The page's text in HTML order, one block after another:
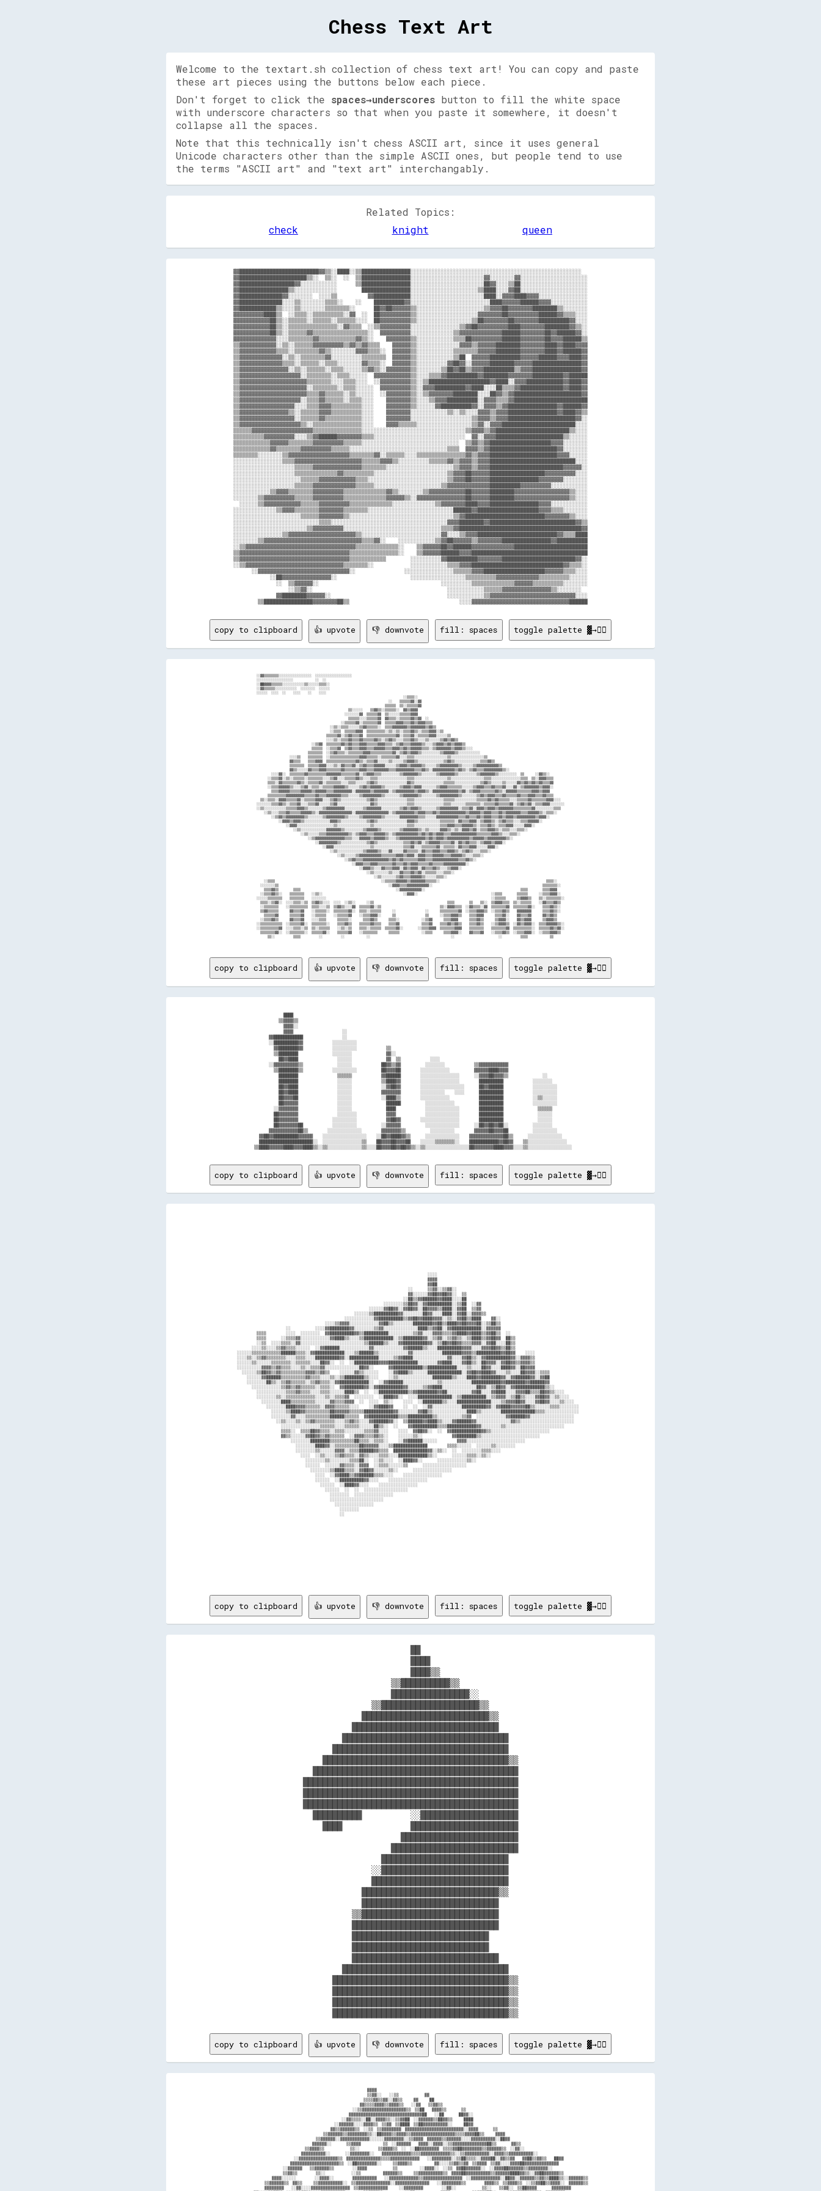
Chess Text Art
Welcome to the textart.sh collection of chess text art! You can copy and paste
these art pieces using the buttons below each piece.
Don't forget to click the spaces→underscores button to fill the white space
with underscore characters so that when you paste it somewhere, it doesn't
collapse all the spaces.
Note that this technically isn't chess ASCII art, since it uses general
Unicode characters other than the simple ASCII ones, but people tend to use
the terms "ASCII art" and "text art" interchangably.
Related Topics:
check
knight queen
▓▓██████████████████████████▓▓▒▒░░████░░▒▒████████████████░░░░░░░░░░░░░░░░░░░░░░░░░░░░░░░░░░░░░░░░░░░░░░░░░░░░░░░░
▓▓██████████████████████▒▒░░  ▒▒░░  ░░  ▒▒████████████████░░░░░░░░░░░░░░░░░░░░░░░░▓▓░░░░░░░░▓▓░░░░░░░░░░░░░░░░░░░░░░
▓▓██████████████████▓▓░░░░░░░░░░░░      ▒▒████████████████░░░░░░░░░░░░░░░░░░░░░░░░██▓▓░░░░▒▒██░░░░░░░░░░░░░░░░░░░░░░
▓▓████████████████▒▒░░░░░░░░░░░░░░        ████████████████░░░░░░░░░░░░░░░░░░░░░░▒▒████░░░░▓▓██░░░░░░░░░░░░░░░░░░░░░░
▓▓██████████████▓▓░░░░░░░░  ░░░░▒▒          ▓▓████████████░░░░░░░░░░░░░░░░░░░░░░░░████░░▓▓▓▓████▓▓▓▓░░░░░░░░░░░░░░░░
▓▓██████████████░░░░▒▒░░░░░░░░▒▒▒▒░░    ░░    ██████████▓▓░░░░░░░░░░░░░░░░░░░░░░░░░░████▓▓▓▓▓▓██████▓▓▓▓░░░░░░░░░░░░
▓▓████████████▒▒░░░░▒▒░░░░░░░░▒▒▒▒▒▒▒▒░░      ██▓▓██▓▓▓▓▓▓▒▒░░░░░░░░░░░░░░░░░░░░░░▒▒▓▓▓▓██▓▓▓▓▓▓▓▓████████▒▒░░░░░░░░
▓▓▓▓▓▓▓▓▓▓████▒▒  ░░▒▒▒▒░░▒▒▒▒▒▒▒▒▒▒░░▓▓  ░░  ██▓▓▓▓▓▓▓▓▓▓▒▒░░░░░░░░░░░░░░░░░░░░▓▓▓▓▓▓▓▓██▓▓▓▓▓▓▓▓▓▓██████▓▓▒▒▒▒░░░░
▓▓▓▓▓▓▓▓▓▓▓▓██▒▒░░▒▒▒▒▒▒░░▒▒▒▒▒▒░░▒▒▒▒▒▒░░░░  ██▓▓▓▓▓▓▓▓▓▓▒▒░░░░░░░░░░░░░░░░░░▒▒██▓▓▓▓▓▓▓▓██▓▓▓▓▓▓▓▓██████████▓▓░░░░
▓▓▓▓▓▓▓▓▓▓▓▓██▒▒░░▒▒▒▒▒▒▒▒▒▒▒▒▒▒▒▒░░▓▓▒▒▒▒  ░░▒▒▓▓▓▓▓▓▓▓▓▓░░░░░░░░░░░░░░░░▒▒▓▓██▓▓▓▓▓▓▓▓▓▓████▓▓▓▓▓▓▓▓████████▓▓▒▒░░
▓▓▓▓▓▓▓▓▓▓▓▓██▒▒░░▒▒▒▒▒▒▓▓▒▒▒▒▒▒▒▒▒▒▒▒▒▒▒▒▒▒░░  ▓▓▓▓▓▓▓▓▓▓░░░░░░░░░░░░░░▒▒▓▓▓▓▓▓▓▓▓▓▓▓▓▓██████▓▓▓▓▓▓▓▓██▓▓██████▓▓░░
▓▓▓▓▓▓▓▓▓▓▓▓▓▓░░░░▒▒▒▒▒▒▒▒▓▓▒▒▒▒▒▒▒▒▒▒▒▒▓▓▒▒░░    ▓▓▓▓▓▓▓▓▒▒░░░░░░░░░░░░▒▒▒▒██▓▓▓▓▓▓▓▓▓▓██████▓▓▓▓▓▓▓▓██▓▓▓▓██████▒▒
▒▒▓▓▓▓▓▓▓▓▓▓▓▓░░▒▒░░▒▒▒▒▒▒▓▓▓▓▓▓▓▓▓▓▒▒▓▓▒▒▓▓▒▒▒▒    ▓▓▓▓▓▓▒▒░░░░░░░░░░░░░░▓▓▓▓▒▒▓▓▓▓▓▓████████▓▓▓▓▓▓▓▓████▓▓████▓▓▓▓
▒▒▓▓▓▓▓▓▓▓▓▓▓▓▒▒▒▒░░▒▒▒▒▒▒▒▒▓▓▒▒░░░░░░░░▓▓▓▓▒▒▒▒░░  ▓▓▓▓▓▓▒▒░░░░░░░░░░░░▒▒▒▒▒▒▒▒▓▓▓▓▓▓████████▓▓▓▓▓▓▓▓████▓▓██████▓▓
▒▒▓▓▓▓▓▓▓▓▓▓▓▓▓▓░░▒▒░░▒▒▒▒▒▒▒▒▓▓░░░░░░░░░░▒▒▒▒▒▒▒▒  ▓▓▓▓▓▓▒▒░░░░░░░░░░░░▒▒██  ▓▓▓▓▓▓██████████▓▓▓▓▓▓██████▓▓▓▓████▓▓
▒▒▓▓▓▓▓▓▓▓▓▓▓▓▓▓▒▒▒▒░░▒▒▒▒▒▒░░▒▒▒▒░░░░░░░░▓▓▒▒▒▒░░  ▓▓▓▓▓▓▒▒░░░░░░░░░░▓▓██▓▓░░▓▓▓▓▓▓████████▓▓▓▓▓▓████████████████▓▓
▒▒▓▓▓▓▓▓▓▓▓▓▓▓▓▓▓▓░░▒▒░░▒▒▒▒▒▒░░▒▒▒▒░░░░░░▒▒▓▓▒▒░░▓▓▓▓▓▓▓▓▒▒░░░░░░░░▒▒██▓▓██▒▒▓▓▓▓██████████▒▒▓▓▓▓████████████████▓▓
▒▒▓▓▓▓▓▓▓▓▓▓▓▓▓▓▓▓▓▓▓▓░░▒▒▒▒▒▒▒▒░░▒▒▒▒░░░░░░  ▓▓▓▓▓▓▓▓▓▓▓▓▒▒░░░░▒▒▒▒▓▓██████████▓▓████████▓▓▓▓▓▓▓▓██████████▓▓██████
▒▒▓▓▓▓▓▓▓▓▓▓▓▓▓▓▓▓▓▓▓▓▓▓▒▒▒▒▒▒▒▒░░░░▒▒▒▒░░░░  ░░▓▓▓▓▓▓▓▓▓▓▒▒░░▒▒████████████████████▓▓████░░▓▓▓▓████████████▓▓████▓▓
▒▒▓▓▓▓▓▓▓▓▓▓▓▓▓▓▓▓▓▓▓▓▓▓░░▒▒▒▒▒▒▒▒░░▒▒▒▒░░░░░░  ▓▓▓▓▓▓▓▓▓▓▒▒░░▓▓▓▓██████████▓▓████░░░░██▒▒▒▒▓▓██████████████▓▓████▓▓
▒▒▓▓▓▓▓▓▓▓▓▓▓▓▓▓▓▓▓▓▓▓▓▓▒▒▒▒▓▓▒▒▒▒▒▒░░▒▒░░░░░░  ░░▓▓▓▓▓▓▓▓▒▒░░▒▒▓▓▓▓▓▓▓▓████████░░░░██▓▓▒▒▓▓██████████████████████▓▓
▒▒▓▓▓▓▓▓▓▓▓▓▓▓▓▓▓▓▓▓▓▓░░▒▒▒▒▓▓▒▒▒▒▒▒░░▒▒▒▒░░░░    ▓▓▓▓▓▓▓▓▒▒░░░░▒▒▓▓▓▓██████████░░▓▓▓▓▒▒▒▒▓▓████████████████████████
▒▒▓▓▓▓▓▓▓▓▓▓▓▓▓▓▓▓▓▓░░░░▒▒▒▒▓▓▓▓▒▒▒▒▒▒▒▒▒▒░░░░    ▓▓▓▓▓▓▓▓▒▒░░░░░░▓▓██████████▓▓░░▓▓▓▓▒▒▓▓████████████████▓▓██████▓▓
▒▒▓▓▓▓▓▓▓▓▓▓▓▓▓▓▓▓▒▒░░▒▒▒▒▒▒▓▓▓▓▒▒▒▒▒▒▒▒▒▒░░░░    ▓▓▓▓▓▓▓▓░░░░░░░░░░░░▒▒░░▒▒░░░░▓▓▓▓▒▒▓▓▓▓████████████████▓▓████▓▓▒▒
▒▒▓▓▓▓▓▓▓▓▓▓▓▓▓▓▓▓▓▓░░▒▒▒▒▒▒▓▓▒▒▒▒▒▒▒▒▒▒▒▒░░░░    ▓▓▓▓▓▓▓▓░░░░░░░░░░░░░░░░░░░░▒▒▓▓▓▓▒▒▓▓▓▓██████████████████████▓▓░░
▒▒▓▓▓▓▓▓▓▓▓▓▓▓▓▓▓▓▓▓▓▓▒▒░░▒▒▒▒▒▒▒▒▒▒▒▒▒▒▒▒░░░░    ▓▓▓▓▒▒▒▒▒▒░░░░░░░░░░░░░░░░░░▒▒▓▓░░▓▓▓▓████████████████████████░░░░
▒▒▒▒▒▒▓▓▓▓▓▓▓▓▓▓▓▓▓▓▓▓▓▓▓▓▒▒▒▒▒▒▒▒▒▒▒▒▒▒▒▒░░░░░░░░░░░░░░░░░░░░░░░░░░░░░░░░░░▒▒▓▓▓▓▒▒▓▓████████████████████████▒▒░░░░
▒▒▒▒▒▒▒▒▒▒▓▓▓▓▓▓▓▓▓▓░░░░▒▒▓▓██████▓▓▓▓▓▓▓▓▒▒▒▒░░░░░░░░░░░░░░░░░░░░░░░░░░░░░░  ▓▓░░▓▓▓▓██████████████████████▒▒░░░░░░
▒▒▒▒▒▒▒▒▒▒▒▒▓▓▓▓▓▓▒▒▒▒▒▒▒▒▓▓▓▓▓▓▓▓▓▓▒▒▒▒▒▒░░░░░░░░░░░░░░░░░░░░░░░░░░░░░░░░  ▒▒▓▓▒▒▓▓████████████████████▓▓▓▓░░░░░░░░
▒▒▒▒▒▒▒▒▒▒▒▒▓▓▒▒▒▒▒▒▒▒▓▓▓▓▓▓▓▓▓▓▒▒▒▒▒▒░░░░░░░░░░░░░░░░░░░░░░░░░░░░░░░░▒▒▒▒  ▓▓▓▓▒▒▓▓██████████████████████▓▓░░░░░░░░
▒▒▒▒▒▒▒▒░░░░░░░░▒▒▓▓▓▓▓▓▓▓▓▓▓▓▓▓▓▓▓▓▓▓▒▒▒▒▒▒▒▒▓▓░░▒▒▒▒▒▒░░░░▒▒▒▒▒▒▒▒▒▒▒▒▒▒▒▒▓▓▒▒▓▓▓▓██████████████████████▓▓▓▓░░░░░░
░░░░░░░░░░░░░░░░▒▒▒▒▓▓▓▓▓▓▓▓▓▓▓▓▓▓▓▓▓▓▓▓▓▓▒▒▒▒▒▒▓▓▓▓▒▒░░░░░░░░░░▒▒▒▒▒▒▓▓▒▒▓▓▓▓▒▒▓▓▓▓████████████████████████████░░░░
░░░░░░░░░░░░░░░░░░░░▒▒▒▒▒▒▓▓▓▓▓▓▓▓▓▓▓▓▓▓▓▓▒▒▒▒▒▒▒▒░░░░░░░░░░░░░░░░░░░░░░▒▒▓▓▓▓▒▒▓▓▓▓████████████████████████▓▓▓▓▓▓░░
░░░░░░░░░░░░░░░░░░░░▒▒▒▒▒▒▒▒▒▒▒▒▒▒▓▓▒▒▒▒▒▒▒▒▒▒░░░░░░░░░░░░░░░░░░░░░░░░▒▒▓▓▓▓██▓▓▓▓▓▓██████████████████▓▓▓▓▓▓▓▓▓▓░░░░
░░░░░░░░░░░░░░░░░░░░░░▒▒▒▒▒▒▓▓▓▓▓▓▓▓▓▓▓▓▒▒▒▒░░░░░░░░░░░░░░░░░░░░░░░░░░▒▒▓▓▓▓██▓▓▓▓▓▓████████████████▓▓▓▓▓▓▓▓░░░░░░░░
░░░░░░░░░░░░░░░░░░░░▒▒▒▒▒▒▓▓▓▓▓▓▓▓▓▓▓▓▓▓▒▒▒▒▒▒░░░░░░░░░░░░░░░░░░░░░░▒▒▓▓▓▓▓▓▓▓▓▓▓▓▓▓██████████▓▓▓▓▓▓▓▓▓▓░░░░░░░░░░░░
░░░░░░░░░░░░▒▒▓▓▓▓▒▒▒▒▒▒▒▒▓▓▓▓▓▓▓▓▓▓▒▒▒▒▒▒▒▒▒▒▒▒▒▒▓▓▒▒░░░░░░░░▒▒▓▓▓▓▓▓▓▓▓▓▓▓██▓▓▓▓▓▓████████▓▓▓▓▓▓▓▓▓▓▓▓▓▓▓▓▓▓▒▒░░░░
░░░░░░░░▒▒▓▓▓▓▓▓▓▓▓▓▒▒▒▒▒▒▓▓▓▓▓▓▓▓▓▓▒▒▒▒▒▒▒▒▒▒▒▒▒▒▓▓▓▓▓▓▒▒░░▓▓▓▓▓▓▓▓▓▓▓▓▓▓▓▓██▓▓▓▓▓▓████████▓▓▓▓▓▓▓▓▓▓▓▓▓▓▓▓▓▓▒▒░░░░
  ░░░░░░▒▒▓▓▓▓▓▓▓▓▓▓▓▓▒▒▒▒▒▒▓▓▓▓▓▓▓▓▓▓▒▒▒▒▒▒▒▒▒▒▒▒▒▒░░░░░░░░░░░░░░▒▒▓▓▓▓▓▓▓▓████▓▓▓▓████████████████▓▓▓▓░░░░░░░░░░░░
░░░░░░░░░░░░░░▒▒▓▓▓▓▒▒▒▒▒▒▒▒▓▓▓▓▓▓▓▓▒▒▒▒▒▒▒▒░░░░░░░░░░░░░░░░░░░░░░░░░░░░██████▓▓████████████████████▓▓▓▓▒▒▒▒░░░░░░░░
░░░░░░░░░░░░░░░░░░░░░░▒▒▒▒▒▒▓▓▓▓▓▓▓▓▒▒░░░░░░░░░░░░░░░░░░░░░░░░░░░░░░░░░░▒▒▓▓██████████████████████████▓▓▓▓▓▓▓▓▒▒░░░░
░░░░░░░░░░░░░░░░░░░░░░░░░░░░▒▒▒▒░░░░░░░░░░░░░░░░░░░░░░░░░░░░░░░░░░░░░░▓▓▓▓████████▓▓████████████████████████████▓▓▒▒
░░░░░░░░░░░░░░░░░░░░░░░░▒▒▓▓▓▓▓▓▓▓▓▓░░░░░░░░░░░░░░░░░░░░░░░░░░░░░░░░▒▒▒▒▓▓████████████████████████████████████████▓▓
░░░░░░░░░░░░░░░░▒▒▓▓▓▓▓▓▓▓▓▓▓▓▓▓▓▓▓▓▓▓▓▓▒▒░░░░░░░░░░░░░░░░░░░░░░░░░░▓▓░░░░▒▒▓▓▓▓██████████████████████████▓▓▒▒▒▒████
░░░░░░░░▒▒▓▓▓▓▓▓▓▓▓▓▓▓▓▓▓▓▓▓▓▓▓▓▓▓▓▓▓▓▓▓▓▓▒▒▒▒▓▓░░    ░░░░░░░░░░░░▒▒▓▓██▓▓▓▓▓▓▒▒▓▓▓▓▓▓▓▓████████████████▓▓██████████
░░▒▒▓▓▓▓▓▓▓▓▓▓▓▓▓▓▓▓▓▓▓▓▓▓▓▓▓▓▓▓▓▓▓▓▓▓▓▓▒▒▒▒▒▒▒▒▒▒▒▒▒▒░░    ▒▒▓▓▓▓▓▓██▓▓██████▓▓▓▓▓▓▓▓▓▓▓▓▓▓████████████████████████
▒▒▓▓▓▓▓▓▓▓▓▓▓▓▓▓▓▓▓▓▓▓▓▓▓▓▓▓▓▓▓▓▓▓▓▓▓▓▒▒▒▒▒▒▒▒▒▒▒▒▒▒▒▒░░    ▒▒▓▓▓▓▓▓██████▓▓▓▓██████████████████████████████████████
▒▒▓▓▓▓▓▓▓▓▓▓▓▓▓▓▓▓▓▓▓▓▓▓▓▓▓▓▓▓▓▓▓▓▓▓▓▓▒▒▒▒▒▒▒▒▒▒▒▒        ░░░░░░░░░░▓▓██████████▓▓▓▓▓▓▓▓████████████████████████▓▓░░
░░▒▒▓▓▓▓▓▓▓▓▓▓▓▓▓▓▓▓▓▓▓▓▓▓▓▓▓▓▓▓▓▓▓▓▒▒▒▒▒▒▒▒░░            ░░░░░░░░░░░░▒▒▒▒▓▓▓▓██████████████████████████████▓▓▒▒▒▒░░
      ░░▓▓▓▓▓▓▓▓▓▓▓▓▓▓▓▓▓▓▓▓▓▓▓▓▓▓▓▓▓▓░░                ░░░░░░░░░░░░░░░░▒▒▒▒▒▒▓▓▓▓████████████████████▓▓▓▓▓▓▒▒▒▒░░░░
            ░░██▓▓▓▓▓▓▓▓▓▓▓▓▓▓▓▓░░                        ░░░░░░░░░░░░░░░░░░▒▒▒▒▒▒▒▒▒▒▓▓▓▓▓▓▓▓▓▓▓▓▓▓▒▒▒▒▒▒▒▒▒▒░░░░░░
              ░░  ▒▒▓▓▓▓▓▓░░                                        ░░░░░░░░░░▒▒▒▒▒▒▒▒▒▒▒▒▒▒▓▓▓▓▓▓▒▒▒▒▒▒▒▒▒▒░░░░░░░░
                  ░░▒▒▓▓░░                                            ░░░░░░░░░░░░▒▒▒▒▒▒▓▓▓▓▓▓▓▓▓▓▓▓▓▓▓▓▒▒░░░░░░░░
              ▓▓████████▓▓▓▓▓▓░░                                      ░░░░░░░░░░░░▒▒▓▓▓▓▓▓▓▓▓▓▓▓▓▓▓▓▓▓▓▓▓▓▓▓▓▓▓▓░░░░
copy to clipboard 👍 upvote 👎 downvote fill: spaces toggle palette ▓→✊🏽
copy to clipboard 👍 upvote 👎 downvote fill: spaces toggle palette ▓→✊🏽
              ████
            ▒▒▓▓▓▓▒▒
              ▓▓▓▓░░
              ▓▓▓▓                    ░░
        ▓▓████████████                ░░
        ░░██████████▓▓            ░░░░░░░░░░
          ▓▓████████▓▓            ░░░░░░░░░░            ▒▒
          ▒▒████████              ░░░░░░░░              ▓▓░░
            ██▓▓████                ░░░░░░              ▓▓  ▒▒            ░░░░
        ░░▓▓▓▓▓▓▓▓▓▓▒▒              ░░░░░░            ██▓▓▒▒▓▓          ░░░░░░░░            ▒▒▓▓▓▓▓▓▓▓▓▓▓▓
          ▒▒████████▒▒            ░░░░░░░░░░          ██▓▓▓▓██        ░░░░░░░░░░░░          ▓▓▓▓▓▓████▓▓▓▓
            ████████                ▒▒▒▒▒▒            ▓▓██████        ░░░░░░░░░░░░░░░░      ░░▓▓▓▓██▓▓▓▓▒▒              ░░
            ████████                ░░░░░░            ▒▒████▓▓        ░░░░░░░░░░░░░░░░        ██████████            ░░░░░░░░
            ██▓▓████                ░░░░░░            ░░▓▓██▓▓        ░░░░░░░░░░░░░░░░░░      ██▓▓██████            ░░░░░░░░░░
            ██▓▓████                ░░░░░░            ▓▓▓▓▓▓▓▓        ░░░░░░░░░░    ░░░░      ██████████            ░░░░░░░░░░
            ██▓▓▓▓██                ░░░░░░            ░░████▒▒        ░░░░░░░░░░░░            ██████████            ░░▒▒░░░░░░
            ██▓▓▓▓▓▓                ░░░░░░              ██████          ░░░░░░░░░░░░          ██████████            ░░░░░░░░░░
          ░░▓▓▓▓▓▓▓▓                ░░░░░░              ████            ░░░░░░░░░░░░░░        ██████████              ▒▒▒▒▒▒
          ██▓▓▓▓▓▓▓▓                ░░░░░░░░            ▓▓▓▓            ░░░░░░░░░░░░░░        ██████████              ░░░░░░
          ██▓▓▓▓▓▓▓▓              ░░░░░░░░░░            ▓▓██▓▓        ░░░░░░░░░░░░░░░░        ██████████              ░░░░░░
          ██▓▓▓▓▓▓▓▓██            ░░░░░░░░░░          ░░▓▓▓▓▓▓          ░░░░░░░░░░░░░░      ░░██▓▓██▓▓██░░          ░░░░░░░░
        ▓▓▓▓▓▓▓▓▓▓▓▓██▒▒        ░░░░░░░░░░░░░░        ▓▓▓▓▓▓▓▓▒▒          ░░░░░░░░░░        ▓▓▓▓▓▓██▓▓▓▓██          ░░░░░░░░░░
    ▓▓██▓▓██████████▓▓▓▓▓▓    ░░░░░░░░░░░░░░░░░░    ░░██▓▓████▓▓▒▒      ░░░░░░░░░░░░░░    ▓▓▓▓▓▓▓▓▓▓▓▓▓▓██▒▒      ░░░░░░░░░░░░░░
    ██████████████████████░░  ░░░░░░░░░░░░░░░░▒▒    ██▓▓▓▓██▓▓▓▓██    ░░░░░░▒▒▒▒▒▒▒▒░░    ████████████▓▓██▓▓    ▒▒░░░░░░░░░░░░░░░░
copy to clipboard 👍 upvote 👎 downvote fill: spaces toggle palette ▓→✊🏽
copy to clipboard 👍 upvote 👎 downvote fill: spaces toggle palette ▓→✊🏽
                                  ████▒▒
                              ▒▒██████████▒▒
                              ████████████████░░
                          ▒▒████████████████████▒▒
                        ██████████████████████████▒▒
                ██████████████████████████████████████▒▒
              ██████████          ░░████████████████████
                          ░░██████████████████████████
                        ████████████████████████████▒▒
                      ▒▒████████████████████████████
                  ████████████████████████████████████▒▒
                  ████████████████████████████████████▒▒
                  ████████████████████████████████████▒▒
copy to clipboard 👍 upvote 👎 downvote fill: spaces toggle palette ▓→✊🏽
                                                                            ▓▓▓▓
                                                                            ▒▒▓▓░░    ░░▒▒              ▓▓
                                                                          ▒▒▒▒▓▓▒▒▓▓░░▓▓▒▒      ▓▓      ██
                                                                        ▓▓▒▒▒▒▓▓▓▓▒▒▓▓▓▓▒▒    ░░▓▓    ▒▒▓▓▒▒
                                                                    ░░▒▒▓▓▓▓▓▓▓▓▓▓▓▓▓▓▓▓▓▓▒▒  ▒▒██    ▓▓▓▓▒▒        ▒▒
                                                                  ▓▓▓▓▓▓▓▓▓▓▓▓▓▓▓▓▓▓▓▓▓▓▓▓▓▓▓▓▓▓██    ░░██        ██▓▓░░
                                                              ░░▓▓▒▒▒▒░░██░░▓▓▓▓▒▒░░▒▒▓▓██  ░░▓▓▓▓▓▓▒▒██▓▓▒▒      ████
                                                          ░░▓▓▓▓▓▓░░░░▓▓▓▓▒▒  ▒▒▓▓  ▒▒████  ▒▒██▓▓▓▓▓▓▓▓▓▓░░      ██▓▓
                                                        ▓▓▒▒▓▓▓▓▓▓▒▒  ░░▒▒  ▒▒▓▓▓▓▓▓▓▓  ▓▓▓▓▓▓▓▓▓▓▓▓▓▓▓▓▓▓▓▓▓▓▓▓░░▓▓▓▓        ▒▒
                                                    ▒▒▓▓▓▓▓▓▒▒▓▓▓▓▓▓▓▓▒▒░░██▓▓▓▓▒▒▓▓▓▓▒▒▓▓▓▓▓▓▓▓▓▓▓▓▓▓▓▓▓▓▒▒▒▒▓▓▓▓██▒▒      ▓▓▓▓
                                                ▒▒▓▓▓▓▓▓░░▓▓▓▓▓▓▓▓▓▓▓▓░░░░░░▓▓▓▓▓▓▓▓░░▒▒▓▓▓▓  ▓▓▓▓▓▓▒▒▓▓▓▓▓▓░░░░▓▓▓▓▓▓▓▓▓▓░░██▓▓
                                              ▓▓▓▓▓▓░░        ▒▒▓▓▓▓            ▒▒  ░░▓▓▓▓▓▓    ▓▓▓▓░░▓▓▓▓░░▒▒▓▓▓▓▓▓▓▓▓▓▓▓▓▓██▒▒        ▓▓▒▒
                                          ▒▒▓▓▓▓▒▒              ▒▒░░          ▒▒▓▓▓▓▒▒  ░░  ░░██▓▓▓▓▓▓▓▓  ▒▒▒▒▓▓██▓▓▓▓▓▓▓▓▒▒▓▓▓▓▓▓▒▒  ░░▓▓░░
                                        ▓▓▓▓▓▓▓▓▓▓░░        ░░▓▓▓▓▓▓▓▓░░    ▓▓▓▓▓▓▓▓▓▓▓▓▒▒▒▒▓▓▓▓▓▓▓▓▓▓▓▓▒▒░░▒▒▓▓▓▓▓▓▓▓▓▓░░▓▓▓▓▒▒▓▓▓▓▓▓▓▓▓▓░░
                                    ░░▓▓▓▓▓▓▓▓▓▓▓▓▓▓▓▓▒▒  ▓▓▓▓▓▓▓▓▓▓▓▓▓▓▒▒▒▒▓▓▓▓▓▓▓▓▓▓▓▓    ░░▓▓▓▓▓▓▓▓░░▒▒██▒▒▒▒░░▓▓▓▓██░░▓▓▒▒▓▓    ▓▓██▒▒▓▓▒▒    ██▓▓
                                  ▓▓▓▓▓▓▓▓▓▓▓▓▓▓▓▓▓▓▓▓▒▒  ░░██▓▓▓▓▓▓▓▓░░      ▒▒▓▓▓▓▒▒            ▓▓░░░░▒▒▓▓▒▒▓▓  ▒▒▓▓▓▓  ▒▒▓▓░░░░▓▓▓▓██▓▓▓▓▓▓▓▓▓▓▓▓▓▓
                              ░░▓▓▓▓▓▓    ▒▒▓▓▓▓▓▓▒▒          ░░▓▓▓▓              ▒▒            ░░▓▓▓▓░░  ░░▒▒  ▓▓██▓▓▓▓▓▓░░  ░░▓▓▓▓██▓▓▓▓▓▓▒▒▓▓▓▓▓▓▓▓░░
                              ▒▒▓▓▒▒          ▒▒░░              ░░▒▒            ▓▓▓▓▓▓▒▒      ▒▒▓▓▓▓▓▓▓▓▓▓▒▒  ▓▓▓▓██▓▓▓▓▓▓▓▓▓▓▒▒▓▓▓▓▓▓████▓▓▒▒░░▓▓██▓▓▓▓▓▓▒▒
                        ▓▓▓▓░░░░░░          ░░▓▓▓▓░░          ▓▓▓▓▓▓▓▓▓▓    ░░▓▓▓▓▓▓▓▓▓▓▓▓▒▒▓▓▓▓▓▓▓▓▓▓▓▓▓▓▓▓  ░░▓▓▓▓▓▓▓▓▓▓▓▓░░██▓▓░░▓▓▓▓▓▓▒▒▓▓▒▒████▒▒░░▓▓▓▓▓▓▒▒
                    ▒▒▓▓▓▓▓▓▒▒  ▓▓▒▒      ▒▒▓▓▓▓▓▓▓▓▓▓░░  ▒▒▓▓▓▓▓▓▓▓▓▓▓▓▓▓░░▓▓▓▓▓▓▓▓▓▓▓▓▓▓    ░░▓▓▓▓▓▓▓▓▒▒          ▓▓▓▓▒▒  ▒▒▓▓▓▓▒▒  ░░▒▒▓▓██▒▒▓▓▓▓░░  ▓▓▓▓▓▓▒▒
                    ▓▓▓▓▓▓▓▓    ░░▓▓░░░░▓▓▓▓▓▓▓▓▓▓▓▓▓▓▓▓  ▒▒▓▓▓▓▓▓▓▓▓▓▓▓      ░░▓▓▓▓▓▓▓▓          ░░▓▓░░              ▒▒░░    ▒▒▓▓░░  ▒▒██▓▓▓▓        ▓▓▓▓▓▓▓▓